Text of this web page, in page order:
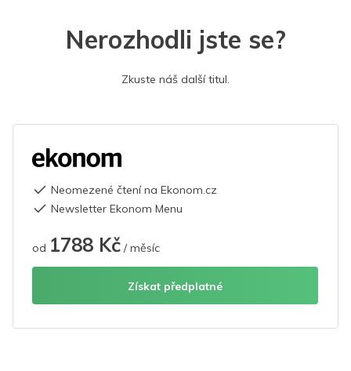
Nerozhodli jste se?
Zkuste náš další titul.
Neomezené čtení na Ekonom.cz
Newsletter Ekonom Menu
od 1788 Kč / měsíc
Získat předplatné